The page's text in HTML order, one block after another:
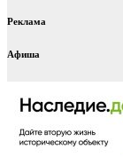
Реклама
Афиша